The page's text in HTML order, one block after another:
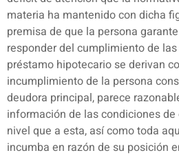
materia ha mantenido con dicha
premisa de que la persona
responder del cumplimiento de
préstamo hipotecario se derivan
incumplimiento de la persona
deudora principal, parece
información de las condiciones
nivel que a esta, así como toda
incumba en razón de su posición